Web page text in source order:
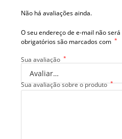
Não há avaliações ainda.
O seu endereço de e-mail não
obrigatórios são marcados com *
Sua avaliação *
Sua avaliação sobre o produto *